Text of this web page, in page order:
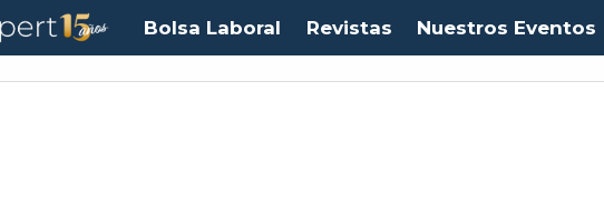
Bolsa Laboral Revistas Nuestros Eventos